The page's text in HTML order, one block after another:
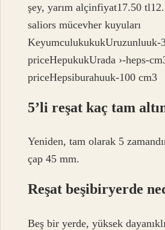
şey, yarım alçinfiyat17.50
saliors mücevher kuyuları
KeyumculukukukUruzunluuk-
priceHepukukUrada ›-heps-
priceHepsiburahuuk-100 cm3
5’li reşat kaç tam
Yeniden, tam olarak 5
çap 45 mm.
Reşat beşibiryerde
Beş bir yerde, yüksek